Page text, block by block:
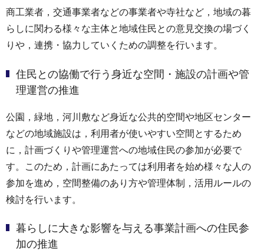
商工業者，交通事業者などの事業者や寺社など，地域の暮
らしに関わる様々な主体と地域住民との意見交換の場づく
りや，連携・協力していくための調整を行います。
住民との協働で行う身近な空間・施設の計画や管
理運営の推進
公園，緑地，河川敷など身近な公共的空間や地区センター
などの地域施設は，利用者が使いやすい空間とするため
に，計画づくりや管理運営への地域住民の参加が必要で
す。このため，計画にあたっては利用者を始め様々な人の
参加を進め，空間整備のあり方や管理体制，活用ルールの
検討を行います。
暮らしに大きな影響を与える事業計画への住民参
加の推進